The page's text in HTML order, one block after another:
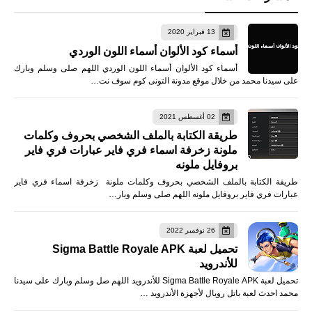
13 فبراير 2020
أسماء كود الألوان أسماء اللون الوردي
أسماء كود الألوان أسماء اللون الوردي اللهم صلى وسلم وبارك
على سيدنا محمد من خلال موقع مدونة التونى كوم سوف نت…
02 أغسطس 2021
طريقة الكتابة بالملف الشخصي بحروف وكلمات
ملونة زخرفة اسماء فري فاير عبارات فري فاير
بروفايل ملونه
طريقة الكتابة بالملف الشخصي بحروف وكلمات ملونة زخرفة اسماء فري فاير
عبارات فري فاير بروفايل ملونه اللهم صلى وسلم وبار…
26 نوفمبر 2022
تحميل لعبة Sigma Battle Royale APK
للأندرويد
تحميل لعبة Sigma Battle Royale APK للأندرويد اللهم صل وسلم وبارك على سيدنا
محمد احدث لعبة باتل رويال لأجهزة الأندرويد …